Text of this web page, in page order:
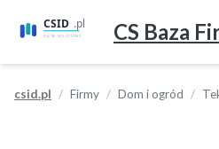
CS Baza
csid.pl Firmy Dom i ogród